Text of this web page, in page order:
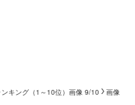
キング（1～10位）画像 9/10
画像